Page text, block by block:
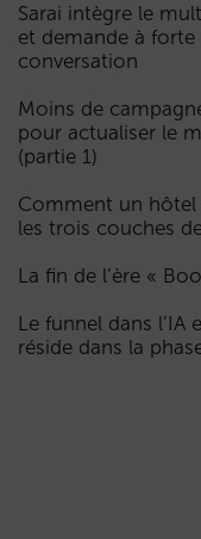
Sarai intègre le
et demande à forte
conversation
Moins de
pour actualiser le
(partie 1)
Comment un hôtel
les trois couches
La fin de l’ère «
Le funnel dans l’IA
réside dans la